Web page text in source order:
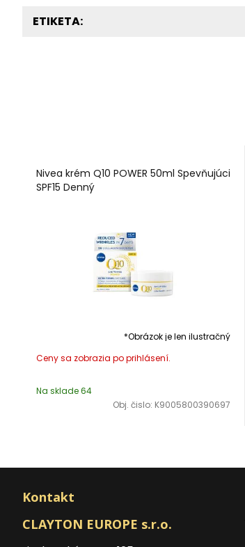
ETIKETA:
Nivea krém Q10 POWER 50ml Spevňujúci
SPF15 Denný
*Obrázok je len ilustračný
Na sklade 64
Obj. čislo: K9005800390697
Kontakt
CLAYTON EUROPE s.r.o.